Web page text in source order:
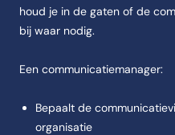
houd je in de gaten of de
bij waar nodig.
Een communicatiemanager:
Bepaalt de
organisatie